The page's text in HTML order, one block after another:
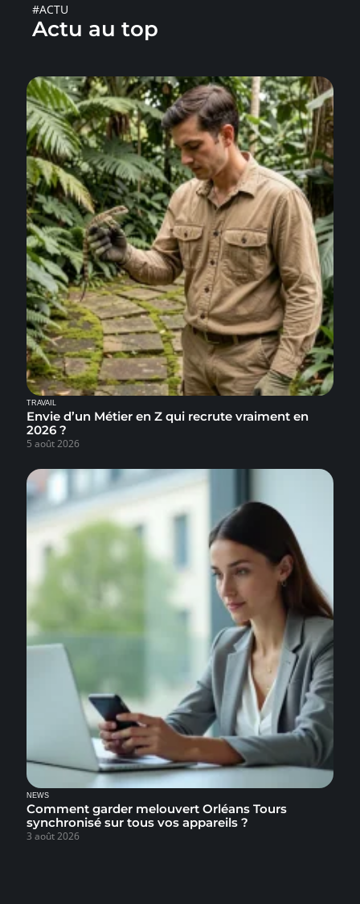
#ACTU
Actu au top
TRAVAIL
Envie d’un Métier en Z qui recrute vraiment en
2026 ?
5 août 2026
NEWS
Comment garder melouvert Orléans Tours
synchronisé sur tous vos appareils ?
3 août 2026